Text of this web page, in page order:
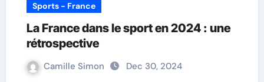
Sports - France
La France dans le sport en 2024 : une
rétrospective
Camille Simon Dec 30, 2024